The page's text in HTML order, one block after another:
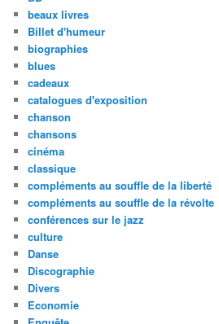
beaux livres
Billet d'humeur
biographies
blues
cadeaux
catalogues d'exposition
chanson
chansons
cinéma
classique
compléments au souffle de la liberté
compléments au souffle de la révolte
conférences sur le jazz
culture
Danse
Discographie
Divers
Economie